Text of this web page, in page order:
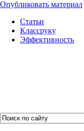
Опубликовать материал
Статьи
Классруку
Эффективность